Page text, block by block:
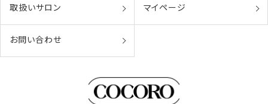
取扱いサロン マイページ
お問い合わせ